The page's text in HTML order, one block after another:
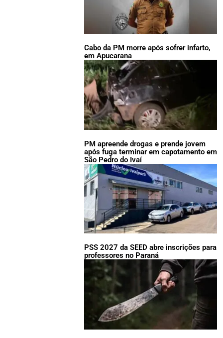
Cabo da PM morre após sofrer infarto,
em Apucarana
PM apreende drogas e prende jovem
após fuga terminar em capotamento em
São Pedro do Ivaí
PSS 2027 da SEED abre inscrições para
professores no Paraná